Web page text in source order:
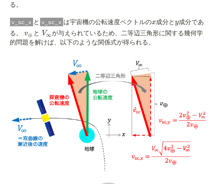
る。
v_sc_x と v_sc_x は宇宙機の公転速度ベクトルのx
x成分とy
y成分であ
る。 v_{\oplus}
v⊕ と V_{\infty}
V∞が与えられているため、二等辺三角形に関する幾何学
的問題を解けば、以下のような関係式が得られる。